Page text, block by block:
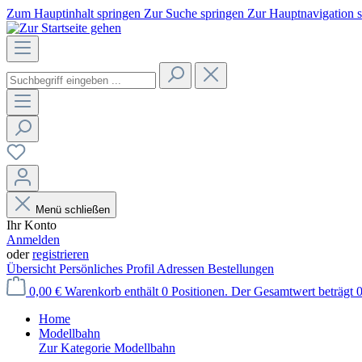
Zum Hauptinhalt springen Zur Suche springen Zur Hauptnavigation
Menü schließen
Ihr Konto
Anmelden
oderregistrieren
Übersicht Persönliches Profil Adressen Bestellungen
0,00 € Warenkorb enthält 0 Positionen. Der Gesamtwert beträgt
Home
Modellbahn
Zur Kategorie Modellbahn